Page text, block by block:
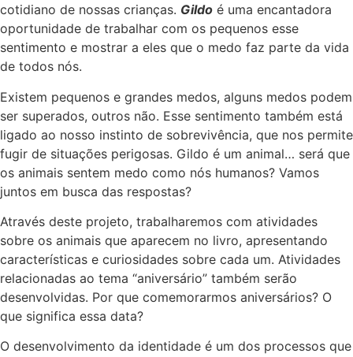
cotidiano de nossas crianças. Gildo é uma encantadora
oportunidade de trabalhar com os pequenos esse
sentimento e mostrar a eles que o medo faz parte da vida
de todos nós.
Existem pequenos e grandes medos, alguns medos podem
ser superados, outros não. Esse sentimento também está
ligado ao nosso instinto de sobrevivência, que nos permite
fugir de situações perigosas. Gildo é um animal… será que
os animais sentem medo como nós humanos? Vamos
juntos em busca das respostas?
Através deste projeto, trabalharemos com atividades
sobre os animais que aparecem no livro, apresentando
características e curiosidades sobre cada um. Atividades
relacionadas ao tema “aniversário” também serão
desenvolvidas. Por que comemorarmos aniversários? O
que significa essa data?
O desenvolvimento da identidade é um dos processos que